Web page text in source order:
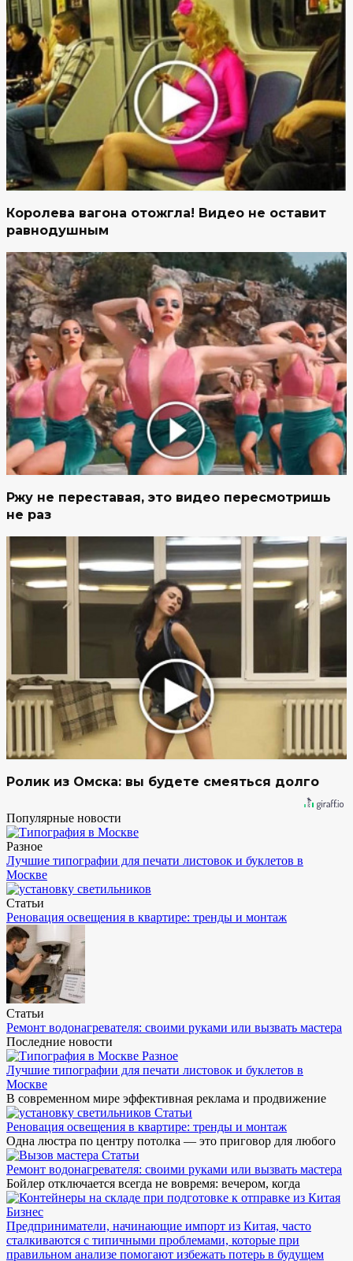
Королева вагона отожгла! Видео не оставит
равнодушным
Ржу не переставая, это видео пересмотришь
не раз
Ролик из Омска: вы будете смеяться долго
Популярные новости
Разное
Лучшие типографии для печати листовок и буклетов в
Москве
Статьи
Реновация освещения в квартире: тренды и монтаж
Статьи
Ремонт водонагревателя: своими руками или вызвать мастера
Последние новости
Разное
Лучшие типографии для печати листовок и буклетов в
Москве
В современном мире эффективная реклама и продвижение
Статьи
Реновация освещения в квартире: тренды и монтаж
Одна люстра по центру потолка — это приговор для любого
Статьи
Ремонт водонагревателя: своими руками или вызвать мастера
Бойлер отключается всегда не вовремя: вечером, когда
Бизнес
Предприниматели, начинающие импорт из Китая, часто
сталкиваются с типичными проблемами, которые при
правильном анализе помогают избежать потерь в будущем